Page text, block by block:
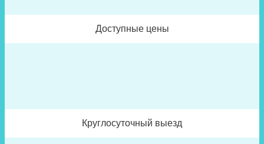
Доступные цены
Круглосуточный выезд